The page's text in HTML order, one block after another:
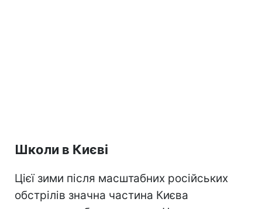
Школи в Києві
Цієї зими після масштабних російських
обстрілів значна частина Києва